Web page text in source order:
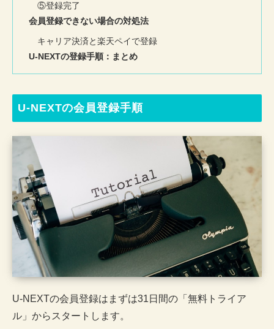
⑤登録完了
会員登録できない場合の対処法
キャリア決済と楽天ペイで登録
U-NEXTの登録手順：まとめ
U-NEXTの会員登録手順
U-NEXTの会員登録はまずは31日間の「無料トライア
ル」からスタートします。